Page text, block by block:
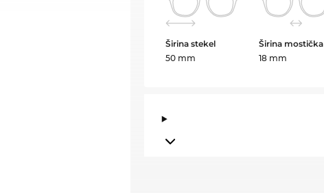
Širina stekel
50 mm
Širina mostička
18 mm